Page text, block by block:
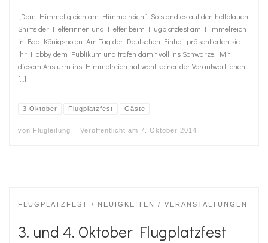
„Dem Himmel gleich am Himmelreich“. So stand es auf den hellblauen
Shirts der Helferinnen und Helfer beim Flugplatzfest am Himmelreich
in Bad Königshofen. Am Tag der Deutschen Einheit präsentierten sie
ihr Hobby dem Publikum und trafen damit voll ins Schwarze. Mit
diesem Ansturm ins Himmelreich hat wohl keiner der Verantwortlichen
[…]
3.Oktober Flugplatzfest Gäste
von Flugleitung Veröffentlicht am 7. Oktober 2014
FLUGPLATZFEST NEUIGKEITEN VERANSTALTUNGEN
3. und 4. Oktober Flugplatzfest